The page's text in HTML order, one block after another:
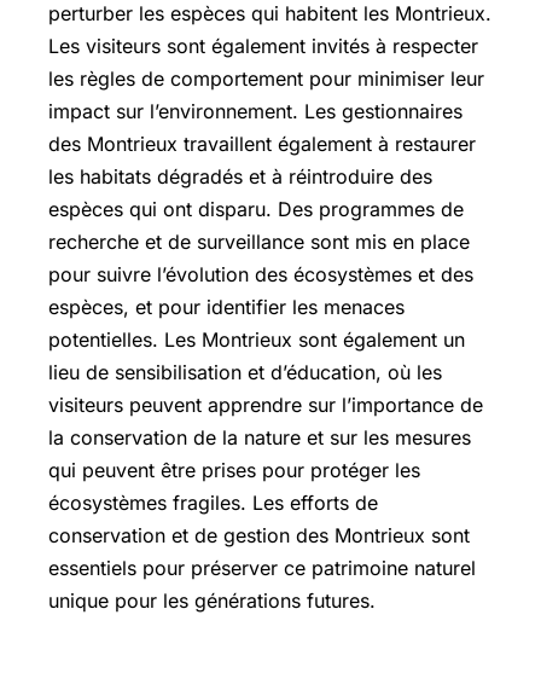
perturber les espèces qui habitent les Montrieux.
Les visiteurs sont également invités à respecter
les règles de comportement pour minimiser leur
impact sur l’environnement. Les gestionnaires
des Montrieux travaillent également à restaurer
les habitats dégradés et à réintroduire des
espèces qui ont disparu. Des programmes de
recherche et de surveillance sont mis en place
pour suivre l’évolution des écosystèmes et des
espèces, et pour identifier les menaces
potentielles. Les Montrieux sont également un
lieu de sensibilisation et d’éducation, où les
visiteurs peuvent apprendre sur l’importance de
la conservation de la nature et sur les mesures
qui peuvent être prises pour protéger les
écosystèmes fragiles. Les efforts de
conservation et de gestion des Montrieux sont
essentiels pour préserver ce patrimoine naturel
unique pour les générations futures.